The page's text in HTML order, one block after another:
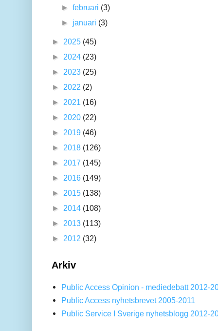
►februari (3)
► januari (3)
► 2025 (45)
► 2024 (23)
► 2023 (25)
► 2022 (2)
► 2021 (16)
► 2020 (22)
► 2019 (46)
► 2018 (126)
► 2017 (145)
► 2016 (149)
► 2015 (138)
► 2014 (108)
► 2013 (113)
► 2012 (32)
Arkiv
Public Access Opinion - mediedebatt 2012-
Public Access nyhetsbrevet 2005-2011
Public Service I Sverige nyhetsblogg 2012-